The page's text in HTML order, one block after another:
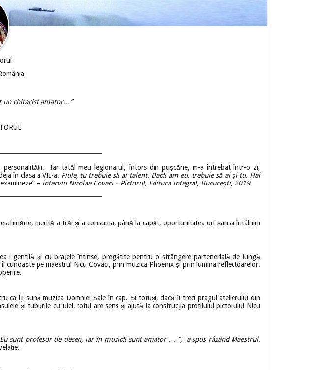
un chitarist amator…”
personalității. Iar tatăl meu legionarul, întors din pușcărie, m-a întrebat într-o zi,
în clasa a VII-a. Fiule, tu trebuie să ai talent. Dacă am eu, trebuie să ai și tu. Hai
– interviu Nicolae Covaci – Pictorul, Editura Integral, București, 2019.
merită a trăi și a consuma, până la capăt, oportunitatea ori șansa întâlnirii
i gentilă și cu brațele întinse, pregătite pentru o strângere partenerială de lungă
pe maestrul Nicu Covaci, prin muzica Phoenix și prin lumina reflectoarelor.
ca îți sună muzica Domniei Sale în cap. Și totuși, dacă îi treci pragul atelierului din
și tuburile cu ulei, totul are sens și ajută la construcția profilului pictorului Nicu
Eu sunt profesor de desen, iar în muzică sunt amator … ”, a spus râzând Maestrul.